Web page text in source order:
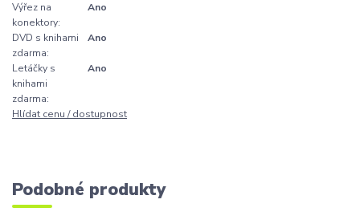
Výřez na
konektory:
Ano
DVD s knihami
zdarma:
Ano
Letáčky s
knihami
zdarma:
Ano
Hlídat cenu / dostupnost
Podobné produkty